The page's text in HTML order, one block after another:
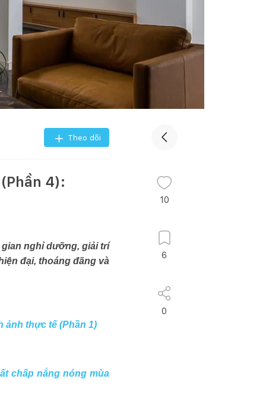
Theo dõi
4):
nghỉ dưỡng, giải trí
đại, thoáng đãng và
ảnh thực tế (Phần 1)
chấp nắng nóng mùa
10
6
0